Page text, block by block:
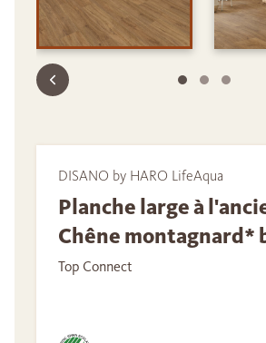
DISANO by HARO LifeAqua
Planche large à
Chêne montagnard*
Top Connect